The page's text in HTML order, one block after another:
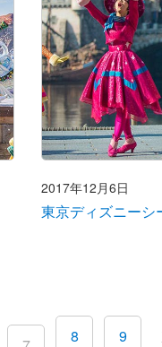
2017年12月6日
東京ディズニー
8 9